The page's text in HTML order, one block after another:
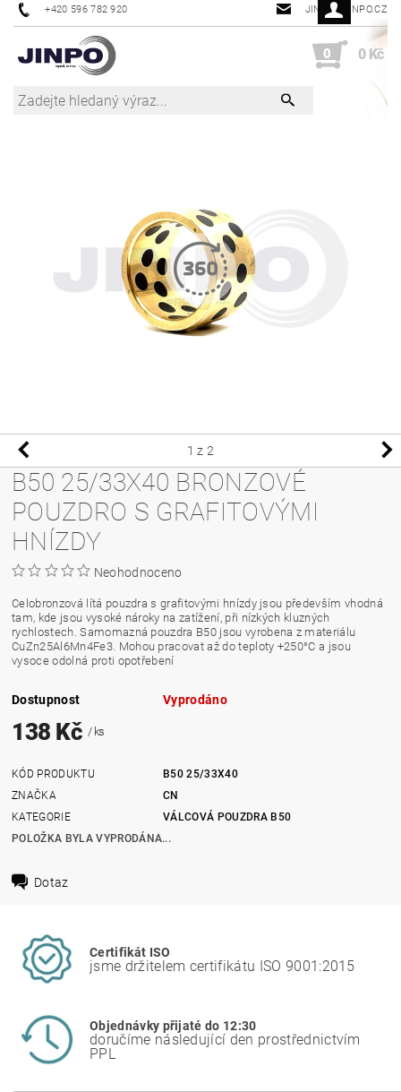
+420 596 782 920 JINPO@JINPO.CZ
0 0 Kč
1 z 2
B50 25/33X40 BRONZOVÉ
POUZDRO S GRAFITOVÝMI
HNÍZDY
Neohodnoceno
Celobronzová lítá pouzdra s grafitovými hnízdy jsou především vhodná
tam, kde jsou vysoké nároky na zatížení, při nízkých kluzných
rychlostech. Samomazná pouzdra B50 jsou vyrobena z materiálu
CuZn25Al6Mn4Fe3. Mohou pracovat až do teploty +250°C a jsou
vysoce odolná proti opotřebení
Dostupnost Vyprodáno
138 Kč / ks
KÓD PRODUKTU
B50 25/33X40
ZNAČKA
CN
KATEGORIE
VÁLCOVÁ POUZDRA B50
POLOŽKA BYLA VYPRODÁNA...
Dotaz
Certifikát ISO
jsme držitelem certifikátu ISO 9001:2015
Objednávky přijaté do 12:30
doručíme následující den prostřednictvím
PPL